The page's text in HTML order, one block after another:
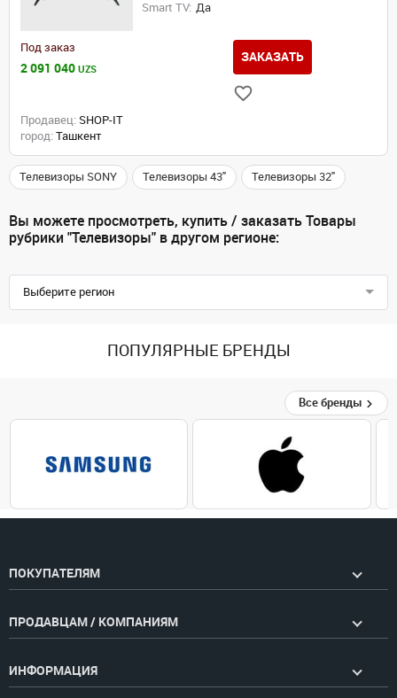
Smart TV: Да
Под заказ
2 091 040 UZS
ЗАКАЗАТЬ
Продавец: SHOP-IT
город: Ташкент
Телевизоры SONY Телевизоры 43" Телевизоры 32"
Вы можете просмотреть, купить / заказать Товары
рубрики "Телевизоры" в другом регионе:
Выберите регион
ПОПУЛЯРНЫЕ БРЕНДЫ
Все бренды
ПОКУПАТЕЛЯМ
ПРОДАВЦАМ / КОМПАНИЯМ
ИНФОРМАЦИЯ